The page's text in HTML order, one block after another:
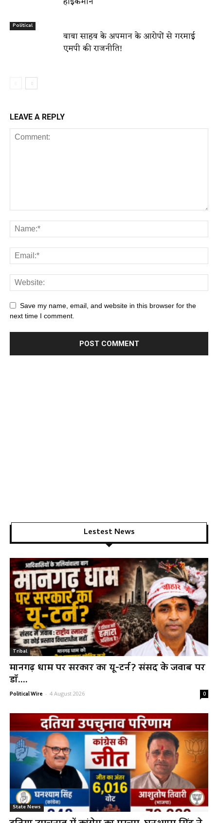
Political
बाबा साहब के अपमान के आरोपों से गरमाई
एमपी की राजनीति!
LEAVE A REPLY
Save my name, email, and website in this browser for the
next time I comment.
Lestest News
Tribal
मानगढ़ धाम पर सरकार का यू-टर्न? संसद के जवाब पर
डॉ....
Political Wire - 4 August 2026 0
State News